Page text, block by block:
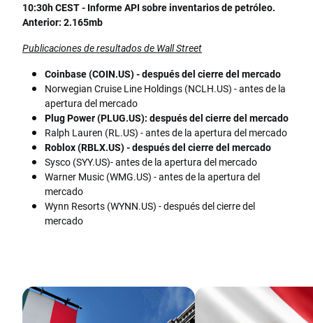
10:30h CEST - Informe API sobre inventarios de petróleo.
Anterior: 2.165mb
Publicaciones de resultados de Wall Street
Coinbase (COIN.US) - después del cierre del mercado
Norwegian Cruise Line Holdings (NCLH.US) - antes de la
apertura del mercado
Plug Power (PLUG.US): después del cierre del mercado
Ralph Lauren (RL.US) - antes de la apertura del mercado
Roblox (RBLX.US) - después del cierre del mercado
Sysco (SYY.US)- antes de la apertura del mercado
Warner Music (WMG.US) - antes de la apertura del
mercado
Wynn Resorts (WYNN.US) - después del cierre del
mercado